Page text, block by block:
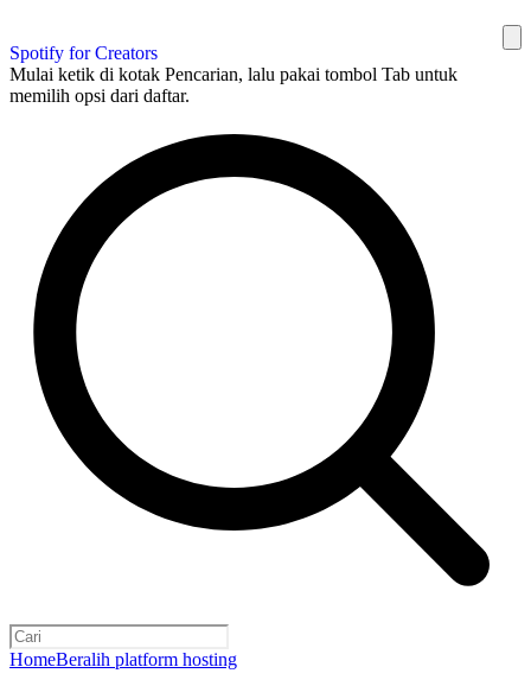
Spotify for Creators
Mulai ketik di kotak Pencarian, lalu pakai tombol Tab untuk
memilih opsi dari daftar.
HomeBeralih platform hosting